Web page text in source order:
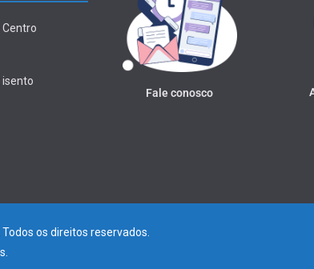
Centro
isento
Fale conosco
. Todos os direitos reservados.